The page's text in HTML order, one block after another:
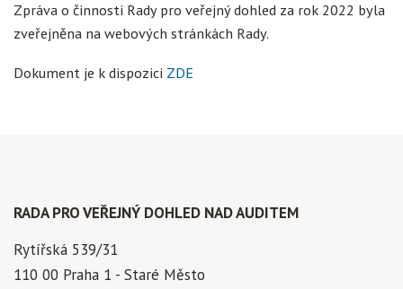
Zpráva o činnosti Rady pro veřejný dohled za rok 2022 byla
zveřejněna na webových stránkách Rady.
Dokument je k dispozici ZDE
RADA PRO VEŘEJNÝ DOHLED NAD AUDITEM
Rytířská 539/31
110 00 Praha 1 - Staré Město